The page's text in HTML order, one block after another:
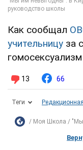
Как сообщал
учительницу за
13 66
Теги
Моя Школа